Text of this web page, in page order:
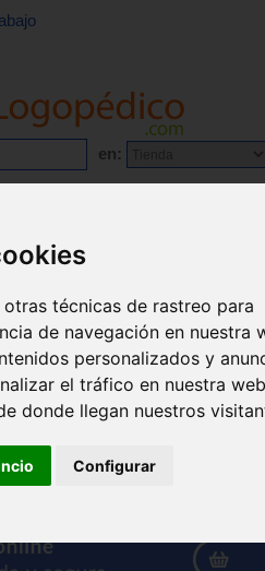
técnicas de rastreo para
de navegación en nuestra
personalizados y
el tráfico en nuestra
donde llegan nuestros
Configurar
en: